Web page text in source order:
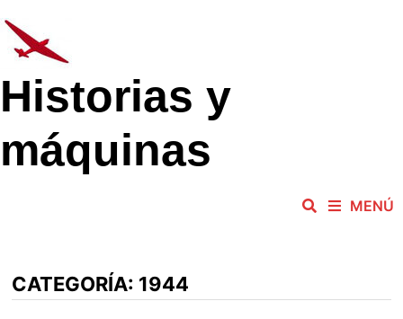
al
contenido
Historias y
máquinas
MENÚ
CATEGORÍA: 1944